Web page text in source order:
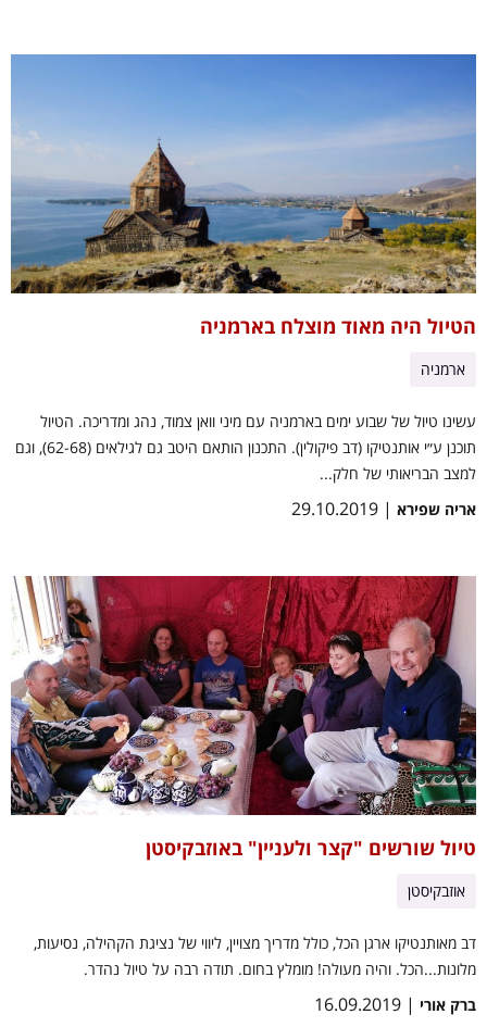
הטיול היה מאוד מוצלח בארמניה
ארמניה
עשינו טיול של שבוע ימים בארמניה עם מיני וואן צמוד, נהג ומדריכה. הטיול
תוכנן ע״י אותנטיקו (דב פיקולין). התכנון הותאם היטב גם לגילאים (62-68), וגם
למצב הבריאותי של חלק...
אריה שפירא | 29.10.2019
טיול שורשים "קצר ולעניין" באוזבקיסטן
אוזבקיסטן
דב מאותנטיקו ארגן הכל, כולל מדריך מצויין, ליווי של נציגת הקהילה, נסיעות,
מלונות...הכל. והיה מעולה! מומלץ בחום. תודה רבה על טיול נהדר.
ברק אורי | 16.09.2019